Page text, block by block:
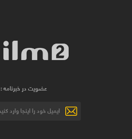
عضویت در خبرنامه :